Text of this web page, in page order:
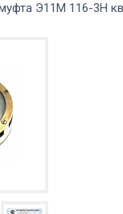
Э11М 116-3Н